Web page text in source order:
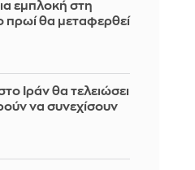
εμπλοκή στη
πρωί θα μεταφερθεί
Ιράν θα τελειώσει
να συνεχίσουν